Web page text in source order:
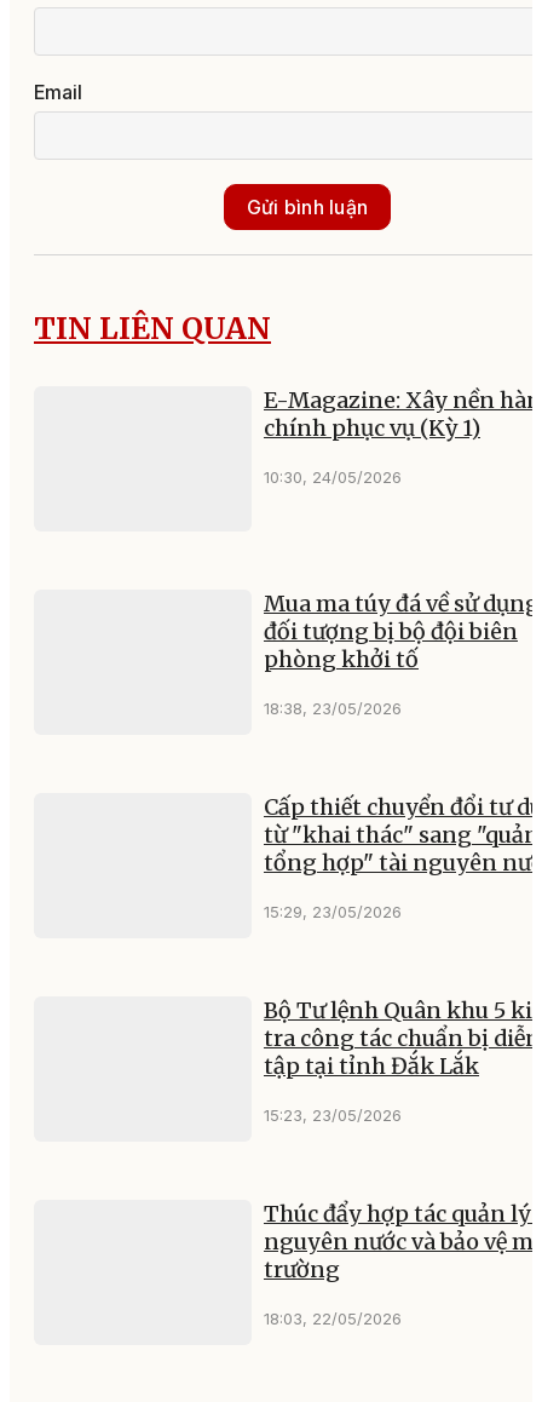
Email
Gửi bình luận
TIN LIÊN QUAN
E-Magazine: Xây nền
chính phục vụ (Kỳ 1)
10:30, 24/05/2026
Mua ma túy đá về sử
đối tượng bị bộ đội biên
phòng khởi tố
18:38, 23/05/2026
Cấp thiết chuyển đổi tư
từ "khai thác" sang
tổng hợp" tài nguyên
15:29, 23/05/2026
Bộ Tư lệnh Quân khu 5
tra công tác chuẩn bị diễn
tập tại tỉnh Đắk Lắk
15:23, 23/05/2026
Thúc đẩy hợp tác quản lý
nguyên nước và bảo vệ
trường
18:03, 22/05/2026